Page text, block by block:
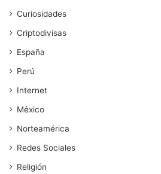
Curiosidades
Criptodivisas
España
Perú
Internet
México
Norteamérica
Redes Sociales
Religión